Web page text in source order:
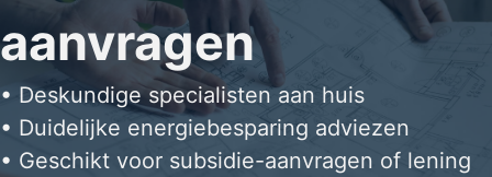
aanvragen
• Deskundige specialisten aan huis
• Duidelijke energiebesparing adviezen
• Geschikt voor subsidie-aanvragen of lening